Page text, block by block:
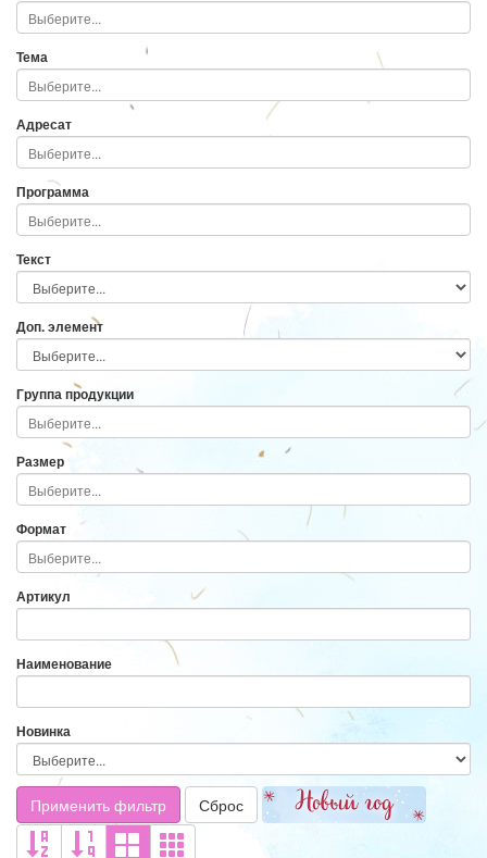
Тема
Адресат
Программа
Текст
Доп. элемент
Группа продукции
Размер
Формат
Артикул
Наименование
Новинка
Применить фильтр Сброс